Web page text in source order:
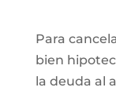
Para
bien
la deuda al